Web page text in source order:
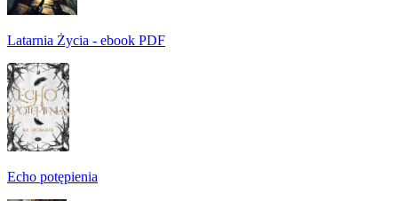
Latarnia Życia - ebook PDF
Echo potępienia